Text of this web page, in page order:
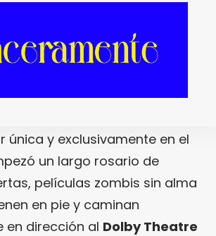
todo ellos, claro) los
de la película-de-
como género
creación supuestamente
única y exclusivamente en el
un largo rosario de
películas zombis sin alma
en pie y caminan
en dirección al Dolby Theatre